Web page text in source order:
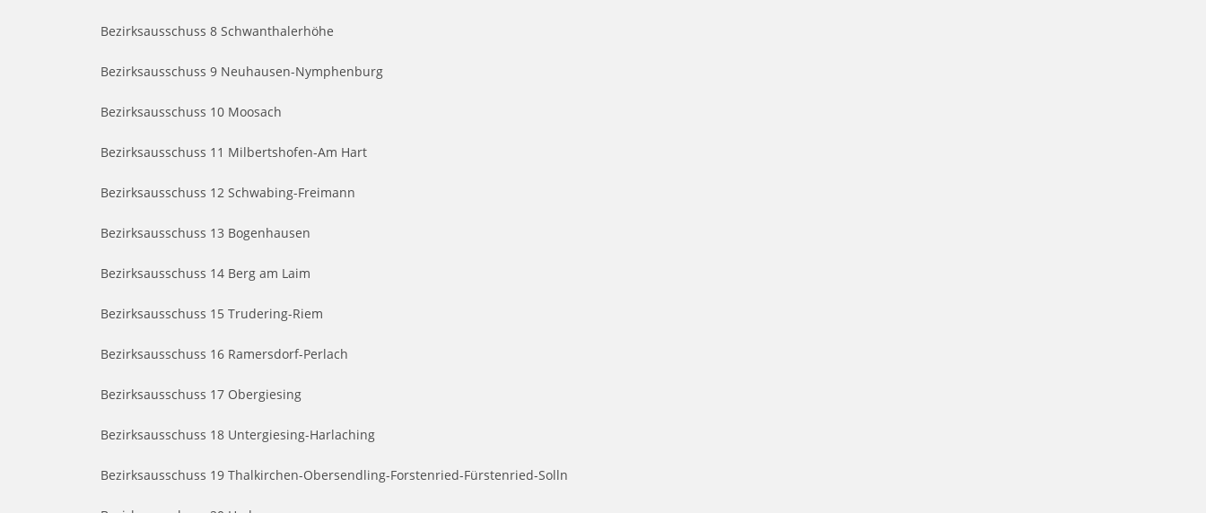
Bezirksausschuss 8 Schwanthalerhöhe
Bezirksausschuss 9 Neuhausen-Nymphenburg
Bezirksausschuss 10 Moosach
Bezirksausschuss 11 Milbertshofen-Am Hart
Bezirksausschuss 12 Schwabing-Freimann
Bezirksausschuss 13 Bogenhausen
Bezirksausschuss 14 Berg am Laim
Bezirksausschuss 15 Trudering-Riem
Bezirksausschuss 16 Ramersdorf-Perlach
Bezirksausschuss 17 Obergiesing
Bezirksausschuss 18 Untergiesing-Harlaching
Bezirksausschuss 19 Thalkirchen-Obersendling-Forstenried-Fürstenried-Solln